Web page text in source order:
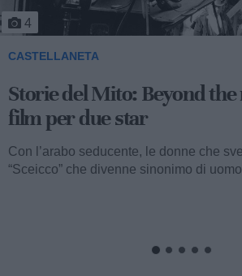
5
CASTELLANETA
Storie del Mito: Uno sceicco
Valentino fu consacrato attore
visto, con il film “I quattro cavalieri
cominciava...